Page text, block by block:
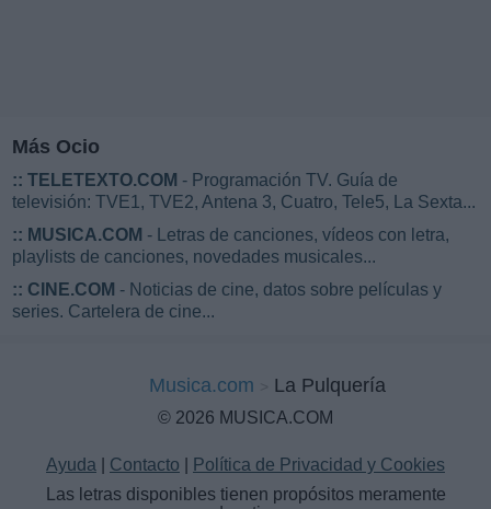
Más Ocio
:: TELETEXTO.COM - Programación TV. Guía de
televisión: TVE1, TVE2, Antena 3, Cuatro, Tele5, La Sexta...
:: MUSICA.COM - Letras de canciones, vídeos con letra,
playlists de canciones, novedades musicales...
:: CINE.COM - Noticias de cine, datos sobre películas y
series. Cartelera de cine...
Musica.com La Pulquería
© 2026 MUSICA.COM
Ayuda Contacto
Política de Privacidad y Cookies
Las letras disponibles tienen propósitos meramente